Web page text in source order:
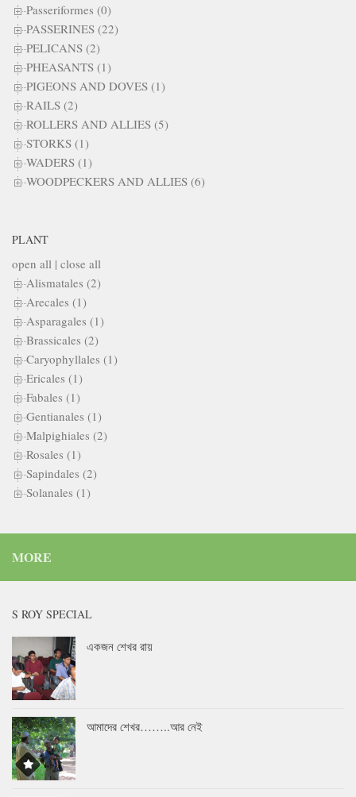
Passeriformes (0)
PASSERINES (22)
PELICANS (2)
PHEASANTS (1)
PIGEONS AND DOVES (1)
RAILS (2)
ROLLERS AND ALLIES (5)
STORKS (1)
WADERS (1)
WOODPECKERS AND ALLIES (6)
PLANT
open all | close all
Alismatales (2)
Arecales (1)
Asparagales (1)
Brassicales (2)
Caryophyllales (1)
Ericales (1)
Fabales (1)
Gentianales (1)
Malpighiales (2)
Rosales (1)
Sapindales (2)
Solanales (1)
MORE
S ROY SPECIAL
একজন শেখর রায়
আমাদের শেখর……..আর নেই